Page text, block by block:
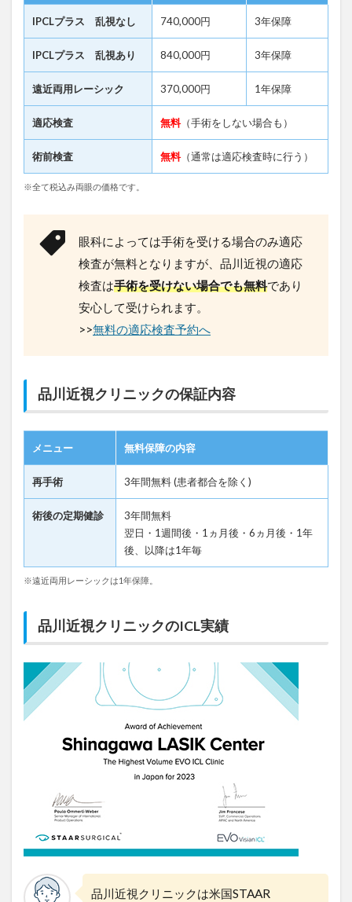
IPCLプラス 乱視なし 740,000円 3年保障
IPCLプラス 乱視あり 840,000円 3年保障
遠近両用レーシック 370,000円 1年保障
適応検査 無料（手術をしない場合も）
術前検査 無料（通常は適応検査時に行う）
※全て税込み両眼の価格です。
眼科によっては手術を受ける場合のみ適応
検査が無料となりますが、品川近視の適応
検査は手術を受けない場合でも無料であり
安心して受けられます。
>>無料の適応検査予約へ
品川近視クリニックの保証内容
メニュー 無料保障の内容
再手術 3年間無料 (患者都合を除く)
術後の定期健診
3年間無料
翌日・1週間後・1ヵ月後・6ヵ月後・1年
後、以降は1年毎
※遠近両用レーシックは1年保障。
品川近視クリニックのICL実績
品川近視クリニックは米国STAAR